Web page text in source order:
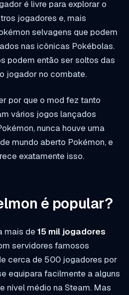
é livre para explorar o
jogadores e, mais
selvagens que podem
nas icônicas Pokébolas.
podem então ser soltos das
jogador no combate.
por que o mod fez tanto
vários jogos lançados
nunca houve uma
mundo aberto Pokémon, e
exatamente isso.
é popular?
mais de 15 mil jogadores
servidores famosos
cerca de 500 jogadores por
equipara facilmente a alguns
nível médio na Steam. Mas